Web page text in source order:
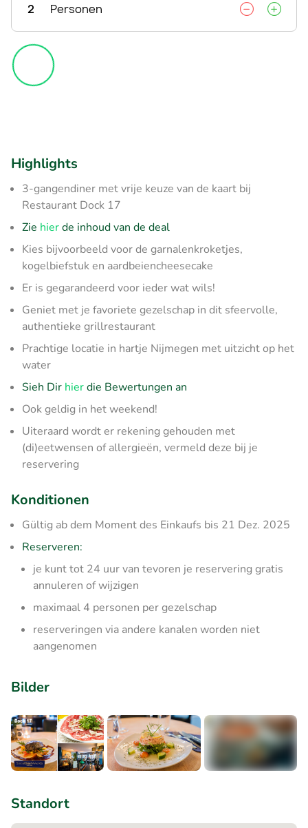
2 Personen
Highlights
3-gangendiner met vrije keuze van de kaart bij
Restaurant Dock 17
Zie hierde inhoud van de deal
Kies bijvoorbeeld voor de garnalenkroketjes,
kogelbiefstuk en aardbeiencheesecake
Er is gegarandeerd voor ieder wat wils!
Geniet met je favoriete gezelschap in dit sfeervolle,
authentieke grillrestaurant
Prachtige locatie in hartje Nijmegen met uitzicht op het
water
Sieh Dir hierdie Bewertungen an
Ook geldig in het weekend!
Uiteraard wordt er rekening gehouden met
(di)eetwensen of allergieën, vermeld deze bij je
reservering
Konditionen
Gültig ab dem Moment des Einkaufs bis 21 Dez. 2025
Reserveren:
je kunt tot 24 uur van tevoren je reservering gratis
annuleren of wijzigen
maximaal 4 personen per gezelschap
reserveringen via andere kanalen worden niet
aangenomen
Bilder
Standort